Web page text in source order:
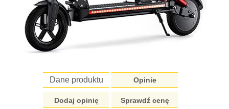
Dane produktu Opinie
Dodaj opinię Sprawdź cenę